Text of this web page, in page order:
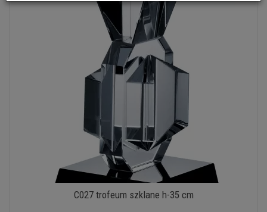
C027 trofeum szklane h-35 cm